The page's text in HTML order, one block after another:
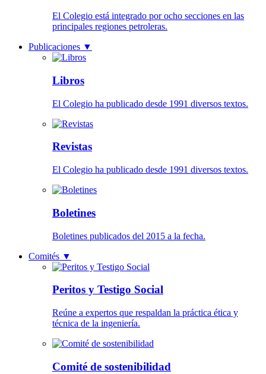
El Colegio está integrado por ocho secciones en las
principales regiones petroleras.
Publicaciones ▼
Libros
El Colegio ha publicado desde 1991 diversos textos.
Revistas
El Colegio ha publicado desde 1991 diversos textos.
Boletines
Boletines publicados del 2015 a la fecha.
Comités ▼
Peritos y Testigo Social
Reúne a expertos que respaldan la práctica ética y
técnica de la ingeniería.
Comité de sostenibilidad